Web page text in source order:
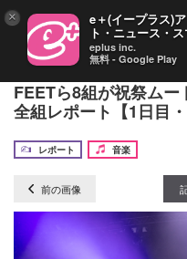
羊文学、ザ・クロマ
FEETら8組が祝祭ムー
全組レポート【1日目
レポート
音楽
前の画像
× e＋(イープラス)
ト・ニュース・
eplus inc.
無料 - Google Play